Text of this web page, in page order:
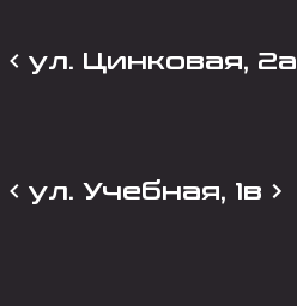
ул. Цинковая, 2а
ул. Учебная, 1в